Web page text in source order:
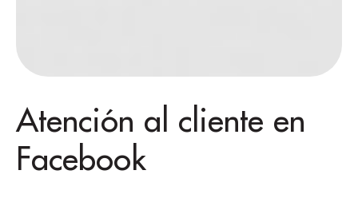
Atención al cliente en
Facebook